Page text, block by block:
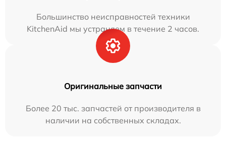
Большинство неисправностей техники
KitchenAid мы устраняем в течение 2 часов.
Оригинальные запчасти
Более 20 тыс. запчастей от производителя в
наличии на собственных складах.